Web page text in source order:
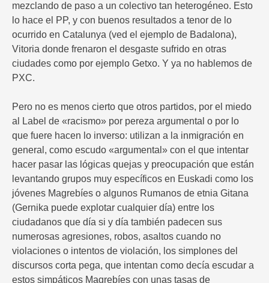
mezclando de paso a un colectivo tan heterogéneo. Esto
lo hace el PP, y con buenos resultados a tenor de lo
ocurrido en Catalunya (ved el ejemplo de Badalona),
Vitoria donde frenaron el desgaste sufrido en otras
ciudades como por ejemplo Getxo. Y ya no hablemos de
PXC.
Pero no es menos cierto que otros partidos, por el miedo
al Label de «racismo» por pereza argumental o por lo
que fuere hacen lo inverso: utilizan a la inmigración en
general, como escudo «argumental» con el que intentar
hacer pasar las lógicas quejas y preocupación que están
levantando grupos muy específicos en Euskadi como los
jóvenes Magrebíes o algunos Rumanos de etnia Gitana
(Gernika puede explotar cualquier día) entre los
ciudadanos que día si y día también padecen sus
numerosas agresiones, robos, asaltos cuando no
violaciones o intentos de violación, los simplones del
discursos corta pega, que intentan como decía escudar a
estos simpáticos Magrebíes con unas tasas de